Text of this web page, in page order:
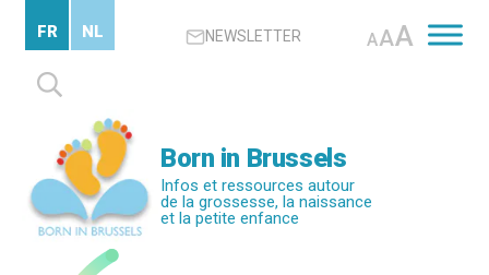
contenu
principal
NEWSLETTER AAA
Rechercher :
FR NL
Born in Brussels
Infos et ressources autour
de la grossesse, la naissance
et la petite enfance